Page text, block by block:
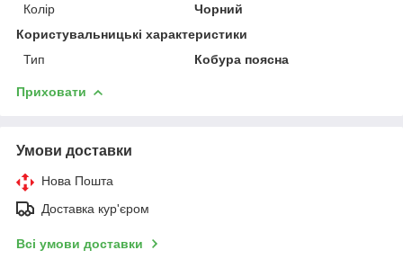
Колір
Чорний
Користувальницькі характеристики
Тип
Кобура поясна
Приховати
Умови доставки
Нова Пошта
Доставка кур'єром
Всі умови доставки